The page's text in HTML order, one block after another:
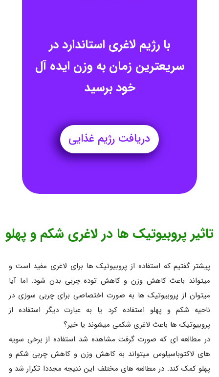
با رژیم لاغری استاندارد در
سریعترین زمان به وزن ایده آل
خود برسید
دریافت رژیم غذایی
تاثیر پروبیوتیک ها در لاغری شکم و پهلو
پیشتر گفتیم که استفاده از پروبیوتیک ها برای لاغری مفید است و
میتواند باعث کاهش وزن و کاهش توده چربی بدن شود. اما آیا
میتوان از پروبیوتیک ها به صورت اختصاصی برای چربی سوزی در
ناحیه شکم و پهلو استفاده کرد یا به عبارت دیگر استفاده از
پروبیوتیک ها باعث لاغری شکمی میشوند یا خیر؟
در مطالعه ای که صورت گرفت مشاهده شد استفاده از برخی سویه
های لاکتوباسیلوس میتواند به کاهش وزن و کاهش چربی شکم و
پهلو کمک کند. در مطالعه های مختلف این نتیجه مجددا تکرار شد و